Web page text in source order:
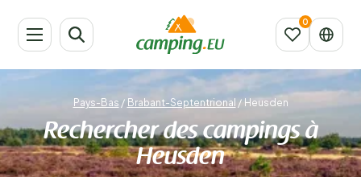
Pays-Bas / Brabant-Septentrional / Heusden
Rechercher des campings à
Heusden